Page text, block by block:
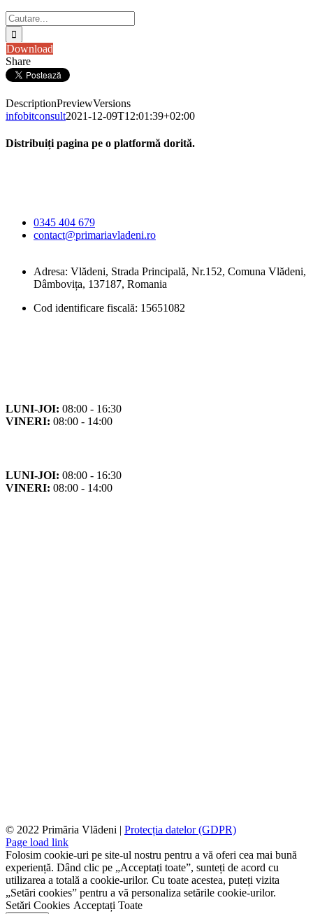
Cautare...
Download
Share
DescriptionPreviewVersions
infobitconsult2021-12-09T12:01:39+02:00
Distribuiți pagina pe o platformă dorită.
0345 404 679
contact@primariavladeni.ro
Adresa: Vlădeni, Strada Principală, Nr.152, Comuna Vlădeni,
Dâmbovița, 137187, Romania
Cod identificare fiscală: 15651082
LUNI-JOI: 08:00 - 16:30
VINERI: 08:00 - 14:00
LUNI-JOI: 08:00 - 16:30
VINERI: 08:00 - 14:00
© 2022 Primăria Vlădeni | Protecția datelor (GDPR)
Page load link
Folosim cookie-uri pe site-ul nostru pentru a vă oferi cea mai bună
experiență. Dând clic pe „Acceptați toate”, sunteți de acord cu
utilizarea a totală a cookie-urilor. Cu toate acestea, puteți vizita
„Setări cookies” pentru a vă personaliza setările cookie-urilor.
Setări Cookies Acceptați Toate